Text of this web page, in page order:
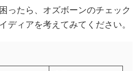
ったら、オズボーンのチェック
ディアを考えてみてください。